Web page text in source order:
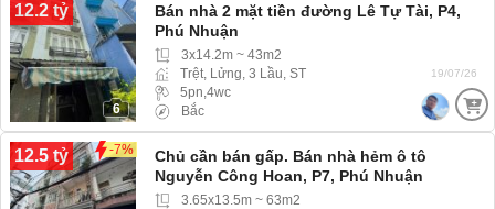
12.2 tỷ
6
Bán nhà 2 mặt tiền đường Lê Tự Tài, P4,
Phú Nhuận
3x14.2m ~ 43m2
Trệt, Lửng, 3 Lầu, ST
5pn,4wc
Bắc
19/07/26
12.5 tỷ -7%
Chủ cần bán gấp. Bán nhà hẻm ô tô
Nguyễn Công Hoan, P7, Phú Nhuận
3.65x13.5m ~ 63m2